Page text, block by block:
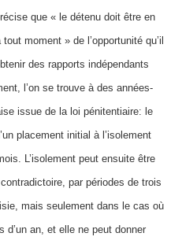
que « le détenu doit être en
moment » de l’opportunité qu’il
des rapports indépendants
l’on se trouve à des années-
issue de la loi pénitentiaire: le
placement initial à l’isolement
L’isolement peut ensuite être
par périodes de trois
mais seulement dans le cas où
d’un an, et elle ne peut donner